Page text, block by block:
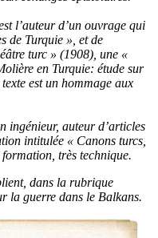
l’auteur d’un ouvrage qui
de Turquie », et de
turc » (1908), une «
en Turquie: étude sur
est un hommage aux
ingénieur, auteur d’articles
intitulée « Canons turcs,
très technique.
dans la rubrique
la guerre dans le Balkans.